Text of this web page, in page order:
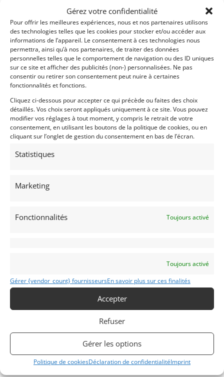
Gérez votre confidentialité
Pour offrir les meilleures expériences, nous et nos partenaires utilisons
des technologies telles que les cookies pour stocker et/ou accéder aux
informations de l’appareil. Le consentement à ces technologies nous
permettra, ainsi qu’à nos partenaires, de traiter des données
personnelles telles que le comportement de navigation ou des ID uniques
sur ce site et afficher des publicités (non-) personnalisées. Ne pas
consentir ou retirer son consentement peut nuire à certaines
fonctionnalités et fonctions.
Cliquez ci-dessous pour accepter ce qui précède ou faites des choix
détaillés. Vos choix seront appliqués uniquement à ce site. Vous pouvez
modifier vos réglages à tout moment, y compris le retrait de votre
consentement, en utilisant les boutons de la politique de cookies, ou en
cliquant sur l’onglet de gestion du consentement en bas de l’écran.
Statistiques
Marketing
Fonctionnalités Toujours activé
Toujours activé
Gérer {vendor_count} fournisseursEn savoir plus sur ces finalités
Accepter
Refuser
Gérer les options
Politique de cookiesDéclaration de confidentialitéImprint